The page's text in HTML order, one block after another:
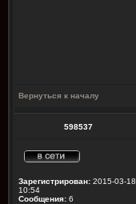
Вернуться к началу
598537
Зарегистрирован: 2015-03-18
10:54
Сообщения: 6